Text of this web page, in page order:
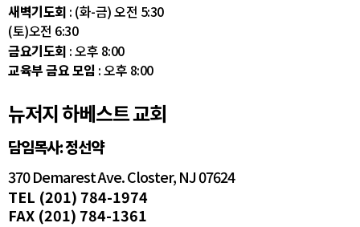
새벽기도회 : (화-금) 오전 5:30
(토)오전 6:30
금요기도회 : 오후 8:00
교육부 금요 모임 : 오후 8:00
뉴저지 하베스트 교회
담임목사: 정선약
370 Demarest Ave. Closter, NJ 07624
TEL (201) 784-1974
FAX (201) 784-1361